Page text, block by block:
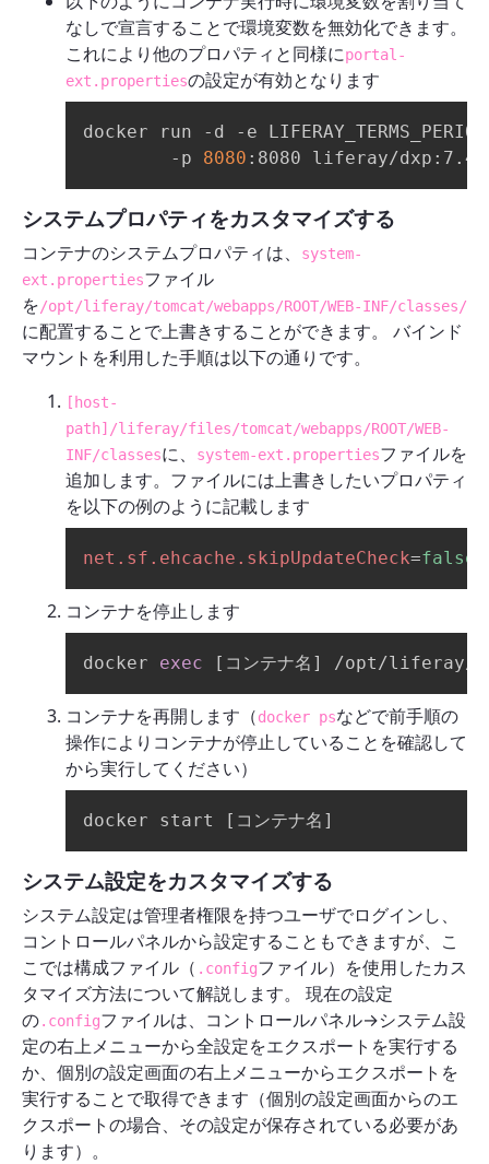
なしで宣言することで環境変数を無効化できます。
これにより他のプロパティと同様にportal-
ext.propertiesの設定が有効となります
docker run -d -e
        -p
8080 :8080 liferay/
システムプロパティをカスタマイズする
コンテナのシステムプロパティは、
system-
ext.propertiesファイル
を/opt/liferay/tomcat/webapps/ROOT/WEB-INF/classes/
に配置することで上書きすることができます。 バインド
マウントを利用した手順は以下の通りです。
[host-
path]/liferay/files/tomcat/webapps/ROOT/WEB-
INF/classesに、 system-ext.propertiesファイルを
追加します。ファイルには上書きしたいプロパティ
を以下の例のように記載します
net.sf.ehcache.skipUpdateCheck=false
コンテナを停止します
docker exec [ コンテナ名 ] /opt/liferay/
コンテナを再開します（docker psなどで前手順の
操作によりコンテナが停止していることを確認して
から実行してください）
docker start [ コンテナ名 ]
システム設定をカスタマイズする
システム設定は管理者権限を持つユーザでログインし、
コントロールパネルから設定することもできますが、こ
こでは構成ファイル（ .configファイル）を使用したカス
タマイズ方法について解説します。 現在の設定
の.configファイルは、コントロールパネル→システム設
定の右上メニューから全設定をエクスポートを実行する
か、個別の設定画面の右上メニューからエクスポートを
実行することで取得できます（個別の設定画面からのエ
クスポートの場合、その設定が保存されている必要があ
ります）。